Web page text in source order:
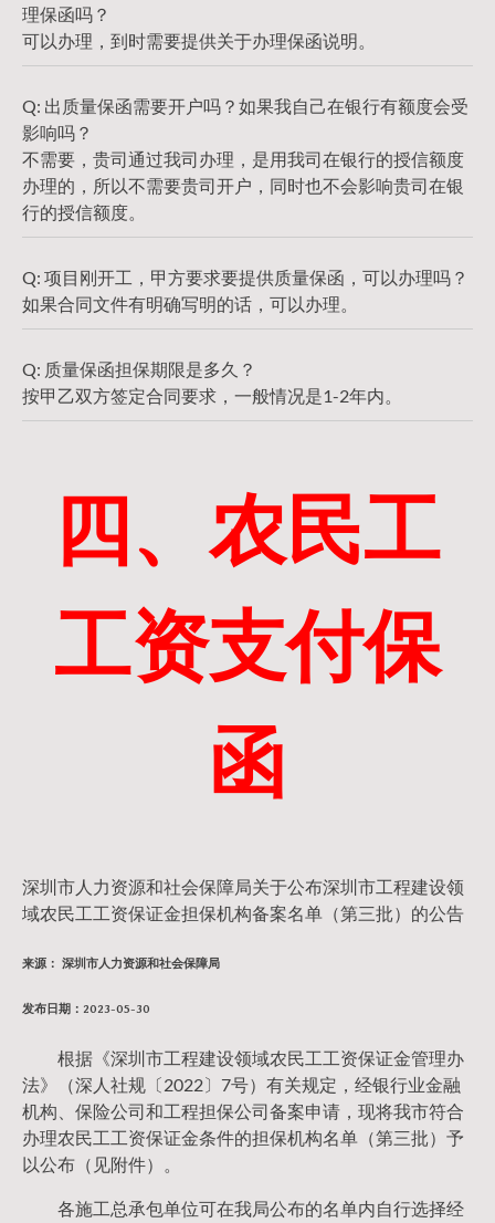
理保函吗？
可以办理，到时需要提供关于办理保函说明。
Q: 出质量保函需要开户吗？如果我自己在银行有额度会受
影响吗？
不需要，贵司通过我司办理，是用我司在银行的授信额度
办理的，所以不需要贵司开户，同时也不会影响贵司在银
行的授信额度。
Q: 项目刚开工，甲方要求要提供质量保函，可以办理吗？
如果合同文件有明确写明的话，可以办理。
Q: 质量保函担保期限是多久？
按甲乙双方签定合同要求，一般情况是1-2年内。
四、农民工
工资支付保
函
深圳市人力资源和社会保障局关于公布深圳市工程建设领
域农民工工资保证金担保机构备案名单（第三批）的公告
来源： 深圳市人力资源和社会保障局
发布日期：2023-05-30
根据《深圳市工程建设领域农民工工资保证金管理办
法》（深人社规〔2022〕7号）有关规定，经银行业金融
机构、保险公司和工程担保公司备案申请，现将我市符合
办理农民工工资保证金条件的担保机构名单（第三批）予
以公布（见附件）。
各施工总承包单位可在我局公布的名单内自行选择经